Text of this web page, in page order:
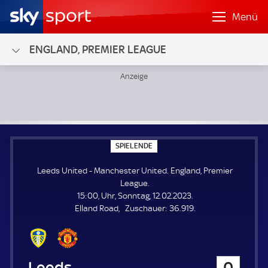
Menü
ENGLAND, PREMIER LEAGUE
SPIELENDE
P
E
N
E
Leeds United - Manchester United. England, Premier
League.
15:00, Uhr, Sonntag, 12.02.2023.
Elland Road
Zuschauer: Z
36.919.